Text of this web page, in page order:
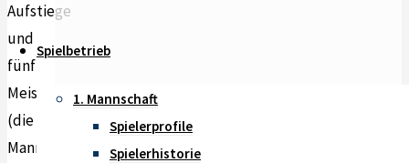
Spielbetrieb
1. Mannschaft
Spielerprofile
Spielerhistorie
Aufstiege
und
fünf
Meisterschaften
(die 7.
Mannschaft